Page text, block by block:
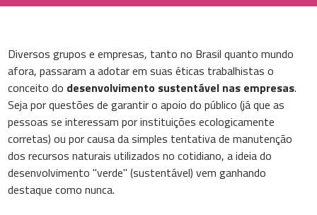
Diversos grupos e empresas, tanto no Brasil quanto mundo
afora, passaram a adotar em suas éticas trabalhistas o
conceito do desenvolvimento sustentável nas empresas.
Seja por questões de garantir o apoio do público (já que as
pessoas se interessam por instituições ecologicamente
corretas) ou por causa da simples tentativa de manutenção
dos recursos naturais utilizados no cotidiano, a ideia do
desenvolvimento "verde" (sustentável) vem ganhando
destaque como nunca.